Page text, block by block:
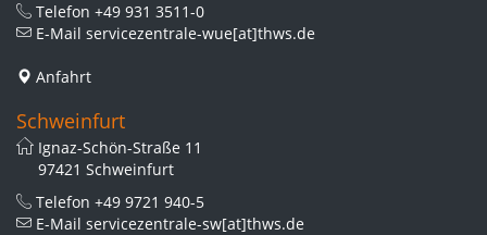
Telefon +49 931 3511-0
E-Mail servicezentrale-wue[at]thws.de
Anfahrt
Schweinfurt
Ignaz-Schön-Straße 11
97421 Schweinfurt
Telefon +49 9721 940-5
E-Mail servicezentrale-sw[at]thws.de